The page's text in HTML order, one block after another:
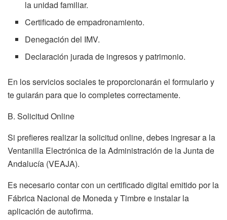
la unidad familiar.
Certificado de empadronamiento.
Denegación del IMV.
Declaración jurada de ingresos y patrimonio.
En los servicios sociales te proporcionarán el formulario y
te guiarán para que lo completes correctamente.
B. Solicitud Online
Si prefieres realizar la solicitud online, debes ingresar a la
Ventanilla Electrónica de la Administración de la Junta de
Andalucía (VEAJA).
Es necesario contar con un certificado digital emitido por la
Fábrica Nacional de Moneda y Timbre e instalar la
aplicación de autofirma.